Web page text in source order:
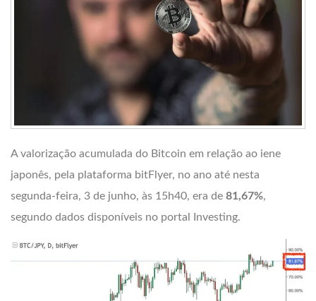
A valorização acumulada do Bitcoin em relação ao iene
japonês, pela plataforma bitFlyer, no ano até nesta
segunda-feira, 3 de junho, às 15h40, era de 81,67%,
segundo dados disponíveis no portal Investing.